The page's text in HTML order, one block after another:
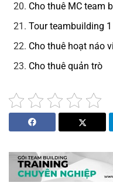
Cho thuê MC team
Tour teambuilding
Cho thuê hoạt náo
Cho thuê quản trò